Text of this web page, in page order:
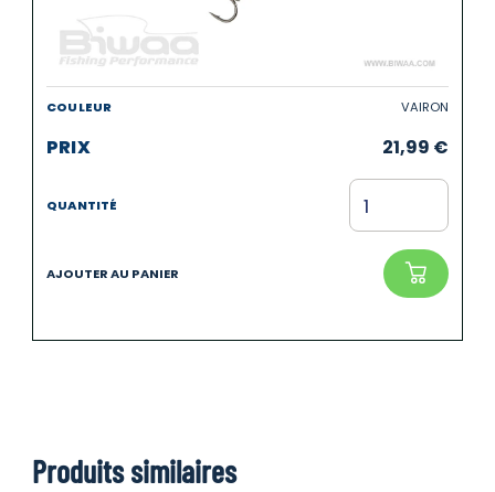
VAIRON
21,99 €
Produits similaires